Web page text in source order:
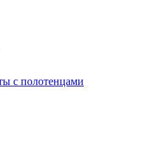
с полотенцами